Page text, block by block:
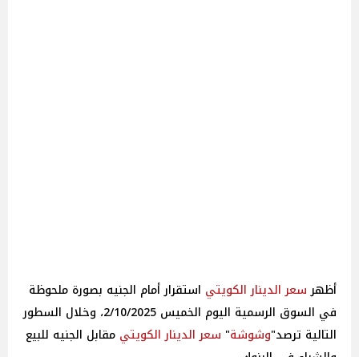
أظهرسعر الدينار الكويتي استقرار أمام الجنيه بصورة ملحوظة
في السوق الرسمية اليوم الخميس 2/10/2025، وخلال السطور
التالية ترصد"وشوشة" سعر الدينار الكويتي مقابل الجنيه للبيع